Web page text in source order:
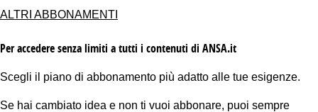
ALTRI ABBONAMENTI
Per accedere senza limiti a tutti i contenuti di ANSA.it
Scegli il piano di abbonamento più adatto alle tue esigenze.
Se hai cambiato idea e non ti vuoi abbonare, puoi sempre